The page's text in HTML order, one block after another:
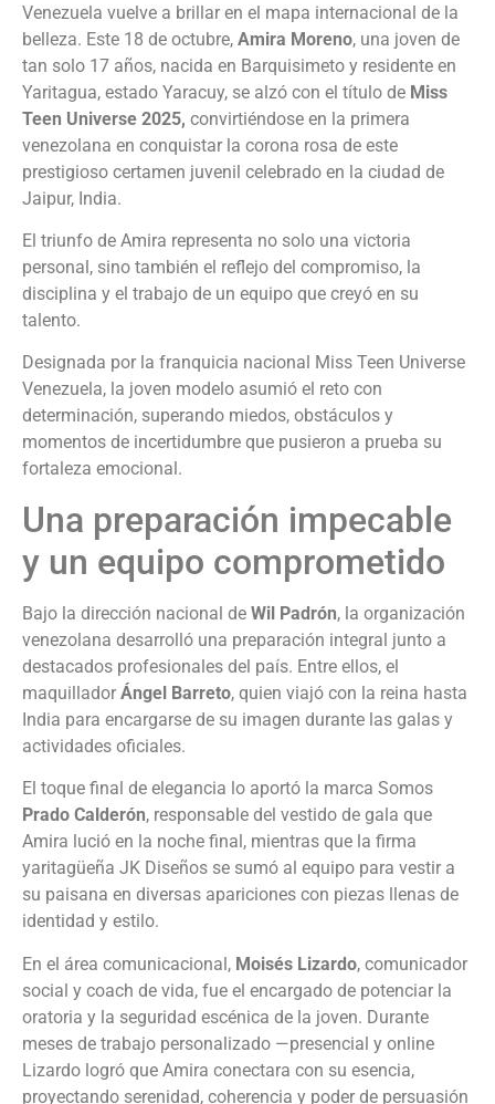
Venezuela vuelve a brillar en el mapa internacional de la
belleza. Este 18 de octubre, Amira Moreno, una joven de
tan solo 17 años, nacida en Barquisimeto y residente en
Yaritagua, estado Yaracuy, se alzó con el título de Miss
Teen Universe 2025, convirtiéndose en la primera
venezolana en conquistar la corona rosa de este
prestigioso certamen juvenil celebrado en la ciudad de
Jaipur, India.
El triunfo de Amira representa no solo una victoria
personal, sino también el reflejo del compromiso, la
disciplina y el trabajo de un equipo que creyó en su
talento.
Designada por la franquicia nacional Miss Teen Universe
Venezuela, la joven modelo asumió el reto con
determinación, superando miedos, obstáculos y
momentos de incertidumbre que pusieron a prueba su
fortaleza emocional.
Una preparación impecable
y un equipo comprometido
Bajo la dirección nacional de Wil Padrón, la organización
venezolana desarrolló una preparación integral junto a
destacados profesionales del país. Entre ellos, el
maquillador Ángel Barreto, quien viajó con la reina hasta
India para encargarse de su imagen durante las galas y
actividades oficiales.
El toque final de elegancia lo aportó la marca Somos
Prado Calderón, responsable del vestido de gala que
Amira lució en la noche final, mientras que la firma
yaritagüeña JK Diseños se sumó al equipo para vestir a
su paisana en diversas apariciones con piezas llenas de
identidad y estilo.
En el área comunicacional, Moisés Lizardo, comunicador
social y coach de vida, fue el encargado de potenciar la
oratoria y la seguridad escénica de la joven. Durante
meses de trabajo personalizado —presencial y online
Lizardo logró que Amira conectara con su esencia,
proyectando serenidad, coherencia y poder de persuasión